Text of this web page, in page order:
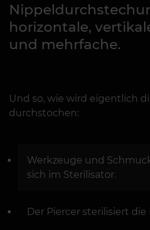
horizontale,
und mehrfache.
Und so, wie wird eigentlich
durchstochen:
Werkzeuge und
sich im Sterilisator.
Der Piercer sterilisiert